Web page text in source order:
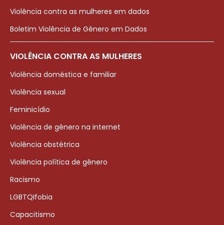
Violência contra as mulheres em dados
Boletim Violência de Gênero em Dados
VIOLÊNCIA CONTRA AS MULHERES
Violência doméstica e familiar
Violência sexual
Feminicídio
Violência de gênero na internet
Violência obstétrica
Violência política de gênero
Racismo
LGBTQIfobia
Capacitismo